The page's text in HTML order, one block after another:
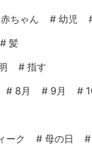
赤ちゃん # 幼児
# 髪
# 指す
# 8月 # 9月 #
ーク # 母の日 #